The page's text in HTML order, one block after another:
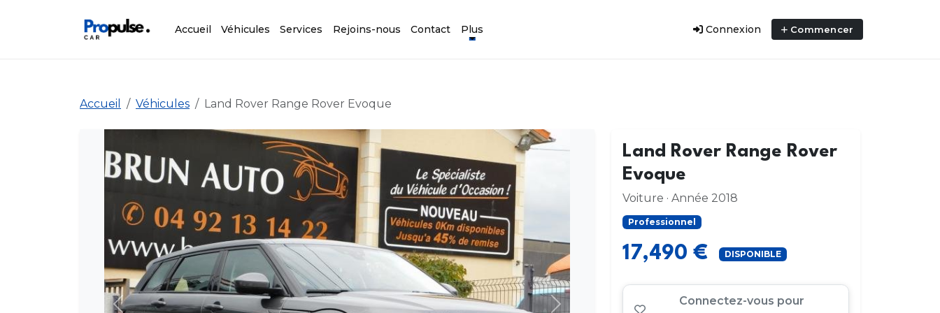
Accueil Véhicules Services Rejoins-nous Contact Plus Connexion Commencer
Accueil Véhicules Land Rover Range Rover Evoque
Land Rover Range Rover
Evoque
Voiture · Année 2018
Professionnel
17,490 € DISPONIBLE
Connectez-vous pour